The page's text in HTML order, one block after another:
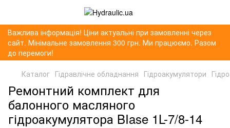
Важлива інформація! Ціни актуальні при замовленні через
сайт. Мінімальне замовлення 300 грн. Ми працюємо. Разом
до перемоги!
Каталог Гідравлічне обладнання Гідроакумулятори
Ремонтний комплект для
балонного масляного
гідроакумулятора BIase 1L-7/8-14